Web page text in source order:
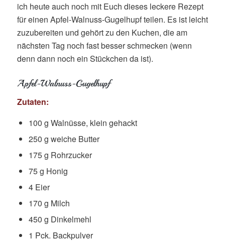
ich heute auch noch mit Euch dieses leckere Rezept
für einen Apfel-Walnuss-Gugelhupf teilen. Es ist leicht
zuzubereiten und gehört zu den Kuchen, die am
nächsten Tag noch fast besser schmecken (wenn
denn dann noch ein Stückchen da ist).
Apfel-Walnuss-Gugelhupf
Zutaten:
100 g Walnüsse, klein gehackt
250 g weiche Butter
175 g Rohrzucker
75 g Honig
4 Eier
170 g Milch
450 g Dinkelmehl
1 Pck. Backpulver